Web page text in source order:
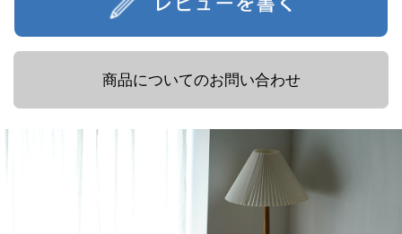
商品についてのお問い合わせ